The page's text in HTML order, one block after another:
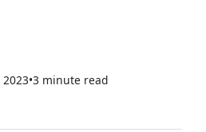
•3 minute read